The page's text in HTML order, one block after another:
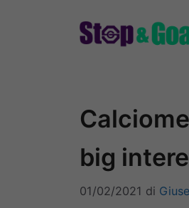
big
01/02/2021 di